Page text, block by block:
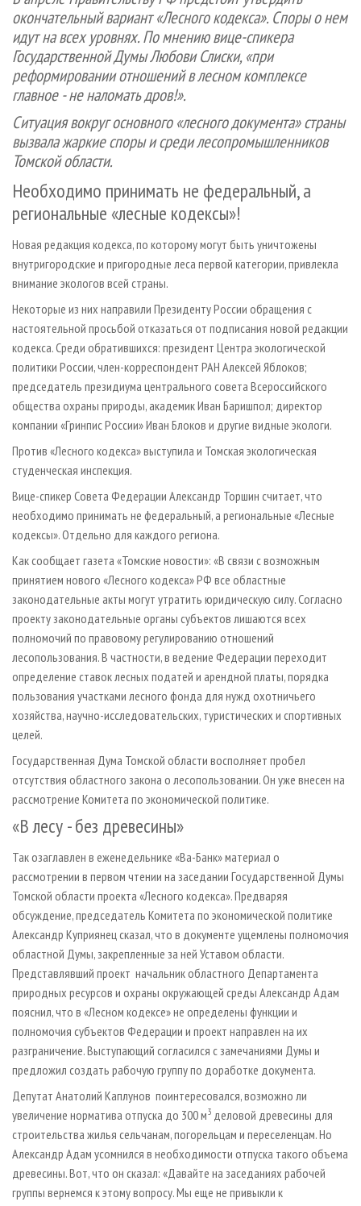
СУШКА ДРЕВЕСИНЫ
ПРОИЗВОДСТВО ДРЕВЕСНЫХ ПЛИТ
ДЕРЕВЯННОЕ ДОМОСТРОЕНИЕ
ПРОИЗВОДСТВО МЕБЕЛИ
БИОЭНЕРГЕТИКА
ЦБП
ИНСТРУМЕНТ И МАТЕРИАЛЫ
ПЕРСОНЫ
МОБИЛЬНЫЕ ВЫСТАВКИ
ОФИЦИАЛЬНЫЕ ДЕЛЕГАЦИИ
ПРИОРИТЕТНЫЕ ИНВЕСТПРОЕКТЫ
RUSSIAN FORESTRY REVIEW
ГАЗЕТА ЛЕСПРОМФОРУМ
БИБЛИОТЕКА СПЕЦИАЛИСТА
КОНТАКТЫ
РЕКЛАМА
РЕКЛАМА НА САЙТЕ
окончательный вариант «Лесного кодекса». Споры о нем
идут на всех уровнях. По мнению вице-спикера
Государственной Думы Любови Слиски, «при
реформировании отношений в лесном комплексе
главное - не наломать дров!».
Ситуация вокруг основного «лесного документа» страны
вызвала жаркие споры и среди лесопромышленников
Томской области.
Необходимо принимать не федеральный, а
региональные «лесные кодексы»!
Новая редакция кодекса, по которому могут быть уничтожены
внутригородские и пригородные леса первой категории, привлекла
внимание экологов всей страны.
Некоторые из них направили Президенту России обращения с
настоятельной просьбой отказаться от подписания новой редакции
кодекса. Среди обратившихся: президент Центра экологической
политики России, член-корреспондент РАН Алексей Яблоков;
председатель президиума центрального совета Всероссийского
общества охраны природы, академик Иван Баришпол; директор
компании «Гринпис России» Иван Блоков и другие видные экологи.
Против «Лесного кодекса» выступила и Томская экологическая
студенческая инспекция.
Вице-спикер Совета Федерации Александр Торшин считает, что
необходимо принимать не федеральный, а региональные «Лесные
кодексы». Отдельно для каждого региона.
Как сообщает газета «Томские новости»: «В связи с возможным
принятием нового «Лесного кодекса» РФ все областные
законодательные акты могут утратить юридическую силу. Согласно
проекту законодательные органы субъектов лишаются всех
полномочий по правовому регулированию отношений
лесопользования. В частности, в ведение Федерации переходит
определение ставок лесных податей и арендной платы, порядка
пользования участками лесного фонда для нужд охотничьего
хозяйства, научно-исследовательских, туристических и спортивных
целей.
Государственная Дума Томской области восполняет пробел
отсутствия областного закона о лесопользовании. Он уже внесен на
рассмотрение Комитета по экономической политике.
«В лесу - без древесины»
Так озаглавлен в еженедельнике «Ва-Банк» материал о
рассмотрении в первом чтении на заседании Государственной Думы
Томской области проекта «Лесного кодекса». Предваряя
обсуждение, председатель Комитета по экономической политике
Александр Куприянец сказал, что в документе ущемлены полномочия
областной Думы, закрепленные за ней Уставом области.
Представлявший проект начальник областного Департамента
природных ресурсов и охраны окружающей среды Александр Адам
пояснил, что в «Лесном кодексе» не определены функции и
полномочия субъектов Федерации и проект направлен на их
разграничение. Выступающий согласился с замечаниями Думы и
предложил создать рабочую группу по доработке документа.
Депутат Анатолий Каплунов поинтересовался, возможно ли
увеличение норматива отпуска до 300 м3 деловой древесины для
строительства жилья сельчанам, погорельцам и переселенцам. Но
Александр Адам усомнился в необходимости отпуска такого объема
древесины. Вот, что он сказал: «Давайте на заседаниях рабочей
группы вернемся к этому вопросу. Мы еще не привыкли к